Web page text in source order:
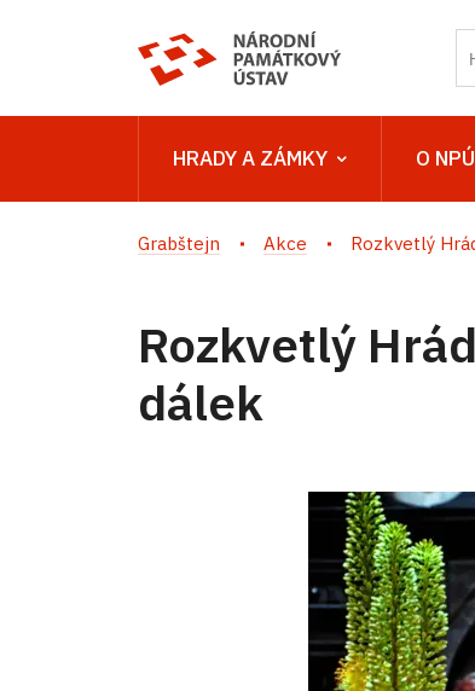
HRADY A ZÁMKY O NPÚ
Grabštejn Akce Rozkvetlý
Rozkvetlý
dálek